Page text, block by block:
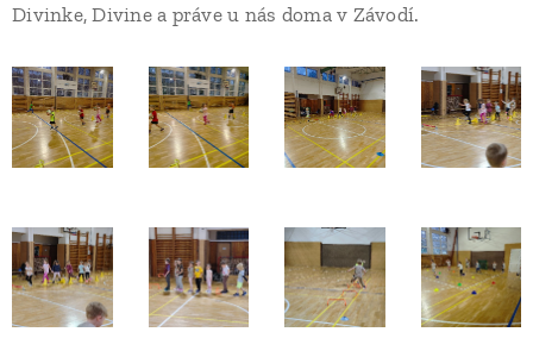
Divinke, Divine a práve u nás doma v Závodí.